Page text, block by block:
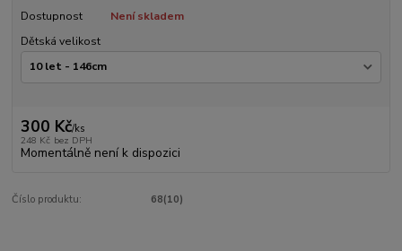
Dostupnost
Není skladem
Dětská velikost
300 Kč/ks
248 Kč bez DPH
Momentálně není k dispozici
Číslo produktu: 68(10)